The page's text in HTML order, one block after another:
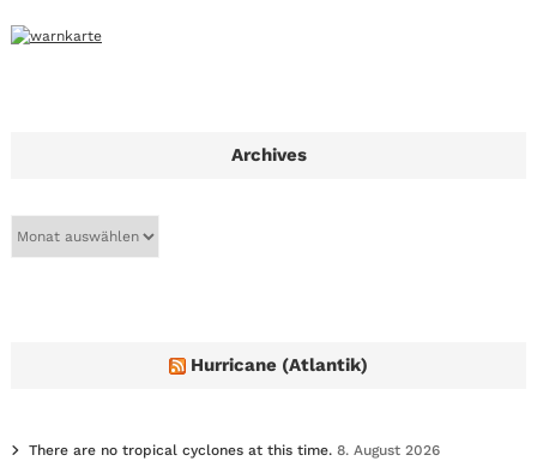
Archives
Hurricane (Atlantik)
There are no tropical cyclones at this time. 8. August 2026